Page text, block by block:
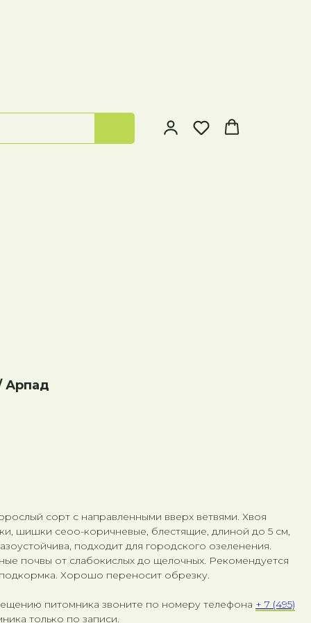
Арпад
сорт с направленными вверх ветвями. Хвоя
шишки сеоо-коричневые, блестящие, длиной до 5 см,
подходит для городского озеленения.
почвы от слабокислых до щелочных. Рекомендуется
Хорошо переносит обрезку.
питомника звоните по номеру телефона + 7 (495)
только по записи.